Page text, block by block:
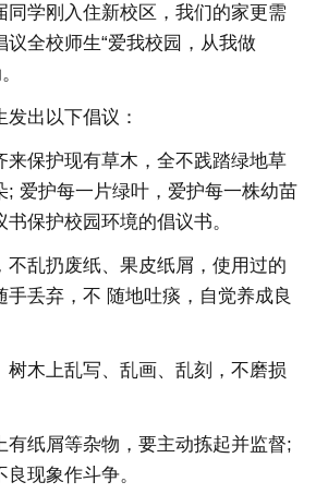
同学刚入住新校区，我们的家更需
全校师生“爱我校园，从我做
出以下倡议：
来保护现有草木，全不践踏绿地草
; 爱护每一片绿叶，爱护每一株幼苗
保护校园环境的倡议书。
不乱扔废纸、果皮纸屑，使用过的
手丢弃，不 随地吐痰，自觉养成良
树木上乱写、乱画、乱刻，不磨损
有纸屑等杂物，要主动拣起并监督;
现象作斗争。